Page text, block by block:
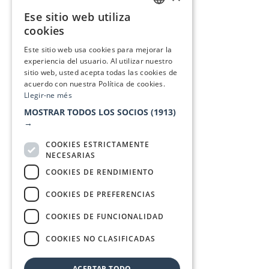
Ese sitio web utiliza
cookies
Este sitio web usa cookies para mejorar la
experiencia del usuario. Al utilizar nuestro
sitio web, usted acepta todas las cookies de
acuerdo con nuestra Política de cookies.
Llegir-ne més
MOSTRAR TODOS LOS SOCIOS (1913)
→
COOKIES ESTRICTAMENTE
NECESARIAS
COOKIES DE RENDIMIENTO
COOKIES DE PREFERENCIAS
COOKIES DE FUNCIONALIDAD
COOKIES NO CLASIFICADAS